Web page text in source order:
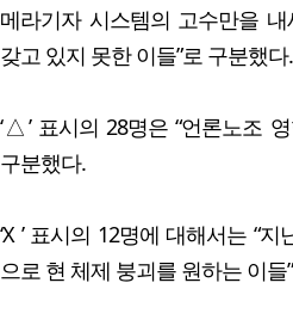
메라기자 시스템의 고수만을
갖고 있지 못한 이들”로 구분했다.
‘△’ 표시의 28명은 “언론노조
구분했다.
‘X ’ 표시의 12명에 대해서는 “
으로 현 체제 붕괴를 원하는 이